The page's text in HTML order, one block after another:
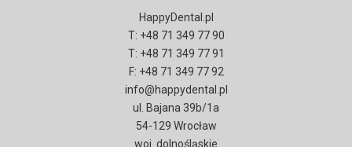
HappyDental.pl
T: +48 71 349 77 90
T: +48 71 349 77 91
F: +48 71 349 77 92
info@happydental.pl
ul. Bajana 39b/1a
54-129 Wrocław
woj. dolnośląskie